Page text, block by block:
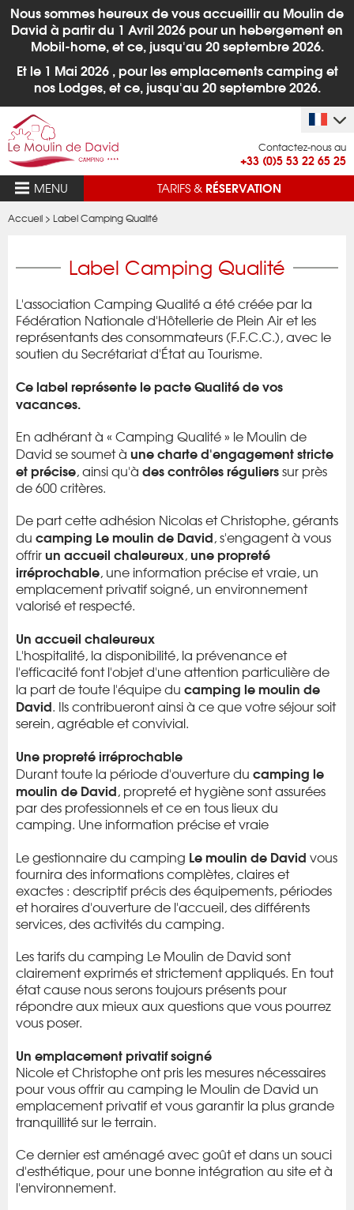
Nous sommes heureux de vous accueillir au Moulin de
David à partir du 1 Avril 2026 pour un hebergement en
Mobil-home, et ce, jusqu'au 20 septembre 2026.
Et le 1 Mai 2026 , pour les emplacements camping et
nos Lodges,et ce, jusqu'au 20 septembre 2026.
Contactez-nous au
+33 (0)5 53 22 65 25
MENU
TARIFS & RÉSERVATION
Accueil > Label Camping Qualité
Label Camping Qualité
L'association Camping Qualité a été créée par la
Fédération Nationale d'Hôtellerie de Plein Air et les
représentants des consommateurs (F.F.C.C.), avec le
soutien du Secrétariat d'État au Tourisme.
Ce label représente le pacte Qualité de vos
vacances.
En adhérant à « Camping Qualité » le Moulin de
David se soumet à une charte d'engagement stricte
et précise, ainsi qu'à des contrôles régulierssur près
de 600 critères.
De part cette adhésion Nicolas et Christophe, gérants
du camping Le moulin de David, s'engagent à vous
offrirun accueil chaleureux,une propreté
irréprochable, une information précise et vraie, un
emplacement privatif soigné, un environnement
valorisé et respecté.
Un accueil chaleureux
L'hospitalité, la disponibilité, la prévenance et
l'efficacité font l'objet d'une attention particulière de
la part de toute l'équipe du camping le moulin de
David. Ils contribueront ainsi à ce que votre séjour soit
serein, agréable et convivial.
Une propreté irréprochable
Durant toute la période d'ouverture du camping le
moulin de David, propreté et hygiène sont assurées
par des professionnels et ce en tous lieux du
camping. Une information précise et vraie
Le gestionnaire du camping Le moulin de David vous
fournira des informations complètes, claires et
exactes : descriptif précis des équipements, périodes
et horaires d'ouverture de l'accueil, des différents
services, des activités du camping.
Les tarifs du camping Le Moulin de David sont
clairement exprimés et strictement appliqués. En tout
état cause nous serons toujours présents pour
répondre aux mieux aux questions que vous pourrez
vous poser.
Un emplacement privatif soigné
Nicole et Christophe ont pris les mesures nécessaires
pour vous offrir au camping le Moulin de David un
emplacement privatif et vous garantir la plus grande
tranquillité sur le terrain.
Ce dernier est aménagé avec goût et dans un souci
d'esthétique, pour une bonne intégration au site et à
l'environnement.